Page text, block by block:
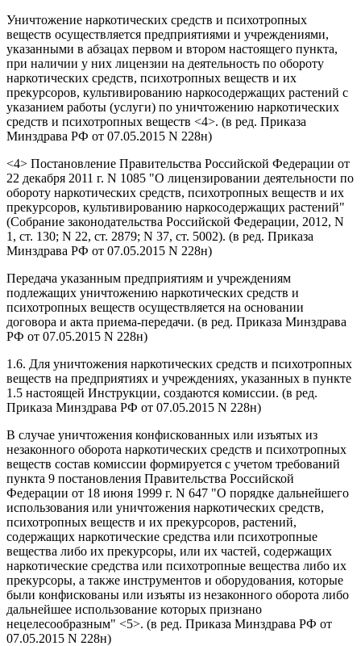
Уничтожение наркотических средств и психотропных
веществ осуществляется предприятиями и учреждениями,
указанными в абзацах первом и втором настоящего пункта,
при наличии у них лицензии на деятельность по обороту
наркотических средств, психотропных веществ и их
прекурсоров, культивированию наркосодержащих растений с
указанием работы (услуги) по уничтожению наркотических
средств и психотропных веществ <4>. (в ред. Приказа
Минздрава РФ от 07.05.2015 N 228н)
<4> Постановление Правительства Российской Федерации от
22 декабря 2011 г. N 1085 "О лицензировании деятельности по
обороту наркотических средств, психотропных веществ и их
прекурсоров, культивированию наркосодержащих растений"
(Собрание законодательства Российской Федерации, 2012, N
1, ст. 130; N 22, ст. 2879; N 37, ст. 5002). (в ред. Приказа
Минздрава РФ от 07.05.2015 N 228н)
Передача указанным предприятиям и учреждениям
подлежащих уничтожению наркотических средств и
психотропных веществ осуществляется на основании
договора и акта приема-передачи. (в ред. Приказа Минздрава
РФ от 07.05.2015 N 228н)
1.6. Для уничтожения наркотических средств и психотропных
веществ на предприятиях и учреждениях, указанных в пункте
1.5 настоящей Инструкции, создаются комиссии. (в ред.
Приказа Минздрава РФ от 07.05.2015 N 228н)
В случае уничтожения конфискованных или изъятых из
незаконного оборота наркотических средств и психотропных
веществ состав комиссии формируется с учетом требований
пункта 9 постановления Правительства Российской
Федерации от 18 июня 1999 г. N 647 "О порядке дальнейшего
использования или уничтожения наркотических средств,
психотропных веществ и их прекурсоров, растений,
содержащих наркотические средства или психотропные
вещества либо их прекурсоры, или их частей, содержащих
наркотические средства или психотропные вещества либо их
прекурсоры, а также инструментов и оборудования, которые
были конфискованы или изъяты из незаконного оборота либо
дальнейшее использование которых признано
нецелесообразным" <5>. (в ред. Приказа Минздрава РФ от
07.05.2015 N 228н)